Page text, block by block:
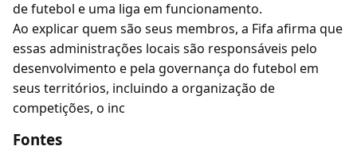
de futebol e uma liga em funcionamento.
Ao explicar quem são seus membros, a Fifa afirma que
essas administrações locais são responsáveis pelo
desenvolvimento e pela governança do futebol em
seus territórios, incluindo a organização de
competições, o inc
Fontes